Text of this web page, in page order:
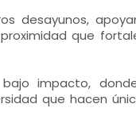
desayunos,
que
impacto,
que hacen